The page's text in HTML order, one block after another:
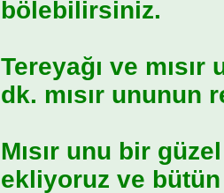
bölebilirsiniz.
Tereyağı ve
dk. mısır ununun
Mısır unu bir
ekliyoruz ve bütün